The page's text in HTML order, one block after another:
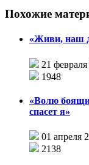
Похожие
«Живи, наш
21
1948
«Волю
спасет я»
01 апреля
2138